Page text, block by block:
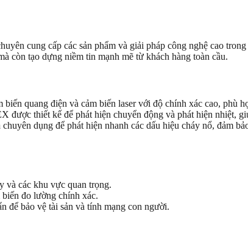
cung cấp các sản phẩm và giải pháp công nghệ cao
còn tạo dựng niềm tin mạnh mẽ từ khách hàng toàn cầu.
quang điện và cảm biến laser với độ chính xác cao, phù
được thiết kế để phát hiện chuyển động và phát hiện nhiệt,
dụng để phát hiện nhanh các dấu hiệu cháy nổ, đảm
và các khu vực quan trọng.
đo lường chính xác.
để bảo vệ tài sản và tính mạng con người.